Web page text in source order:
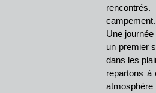
Une
un premier
dans les
repartons à